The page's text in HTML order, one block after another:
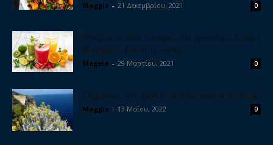
Maggie - 21 Δεκεμβρίου, 2021 0
Φτιάξε σπιτικούς ηλεκτρολύτες για να έχεις δύναμη
& ενέργεια. Εύκολη συνταγή
Megeia - 29 Μαρτίου, 2021 0
Ελίχρυσος, το ισχυρό βότανο της αιώνιας νεότητας
Maggie - 13 Μαΐου, 2022 0